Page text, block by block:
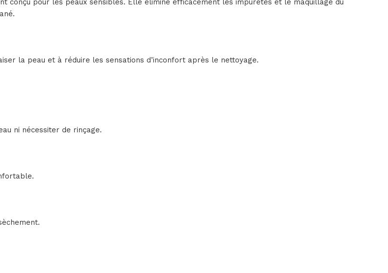
conçu pour les peaux sensibles. Elle élimine efficacement les impuretés et le maquillage du
la peau et à réduire les sensations d’inconfort après le nettoyage.
ni nécessiter de rinçage.